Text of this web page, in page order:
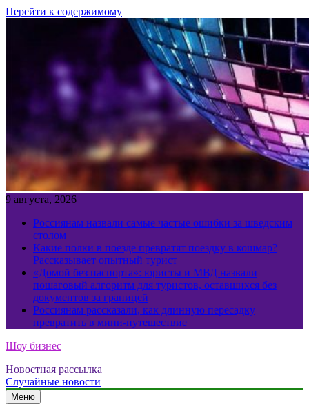
Перейти к содержимому
9 августа, 2026
Россиянам назвали самые частые ошибки за шведским
столом
Какие полки в поезде превратят поездку в кошмар?
Рассказывает опытный турист
«Домой без паспорта»: юристы и МВД назвали
пошаговый алгоритм для туристов, оставшихся без
документов за границей
Россиянам рассказали, как длинную пересадку
превратить в мини-путешествие
Шоу бизнес
Новостная рассылка
Случайные новости
Меню